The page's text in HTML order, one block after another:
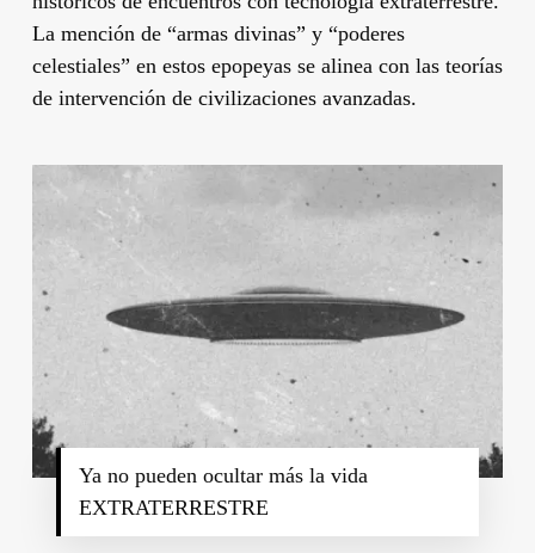
La mención de “armas divinas” y “poderes
celestiales” en estos epopeyas se alinea con las teorías
de intervención de civilizaciones avanzadas.
Ya no pueden ocultar más la vida
EXTRATERRESTRE